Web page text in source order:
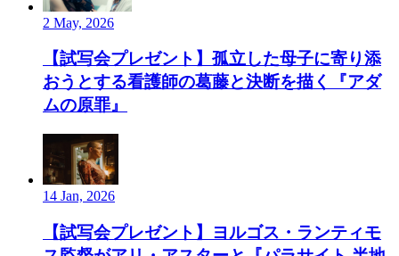
2 May, 2026
【試写会プレゼント】孤立した母子に寄り添
おうとする看護師の葛藤と決断を描く『アダ
ムの原罪』
14 Jan, 2026
【試写会プレゼント】ヨルゴス・ランティモ